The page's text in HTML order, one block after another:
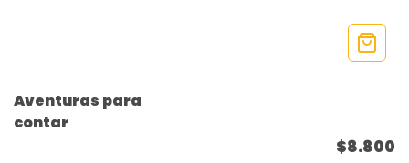
Aventuras para
contar
$8.800